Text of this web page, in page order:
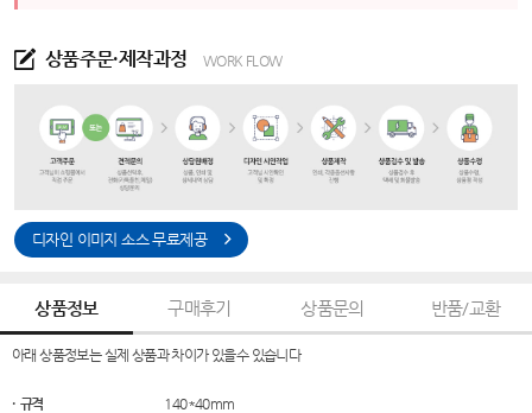
상품주문·제작과정 WORK FLOW
디자인 이미지 소스 무료제공
상품정보 구매후기 상품문의 반품/교환
아래 상품정보는 실제 상품과 차이가 있을수 있습니다
· 규격
140*40mm